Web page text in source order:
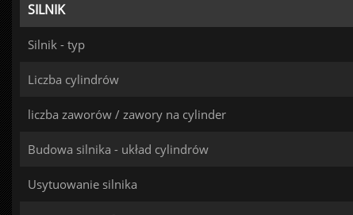
SILNIK
Silnik - typ
Liczba cylindrów
liczba zaworów / zawory na cylinder
Budowa silnika - układ cylindrów
Usytuowanie silnika